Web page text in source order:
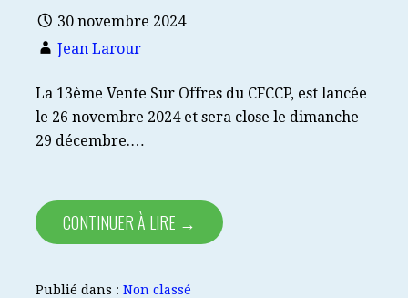
30 novembre 2024
Jean Larour
La 13ème Vente Sur Offres du CFCCP, est lancée
le 26 novembre 2024 et sera close le dimanche
29 décembre.…
CONTINUER À LIRE →
Publié dans : Non classé